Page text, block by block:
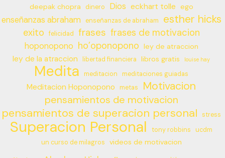
deepak chopra dinero Dios eckhart tolle ego
enseñanzas abraham enseñanzas de abraham esther hicks
exito felicidad frases frases de motivacion
hoponopono ho’oponopono ley de atraccion
ley de la atraccion libertad financiera libros gratis louise hay
Medita meditacion meditaciones guiadas
Meditacion Hoponopono metas Motivacion
pensamientos de motivacion
pensamientos de superacion personal stress
Superacion Personal tony robbins
ucdm
un curso de milagros
videos de motivacion